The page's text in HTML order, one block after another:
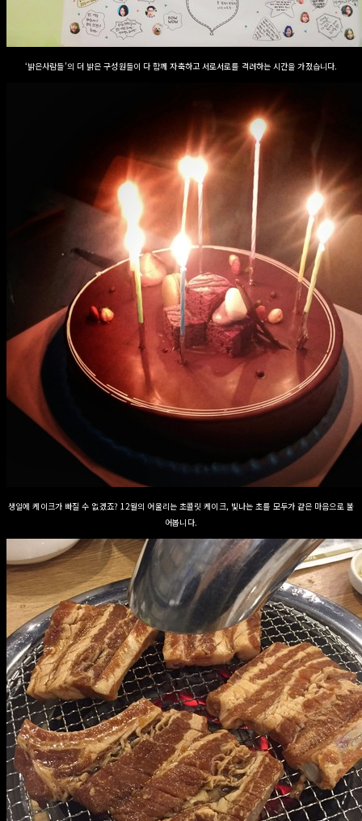
‘밝은사람들’의 더 밝은 구성원들이 다 함께 자축하고 서로서로를 격려하는 시간을 가졌습니다.
생일에 케이크가 빠질 수 없겠죠? 12월의 어울리는 초콜릿 케이크, 빛나는 초를 모두가 같은 마음으로 불
어봅니다.